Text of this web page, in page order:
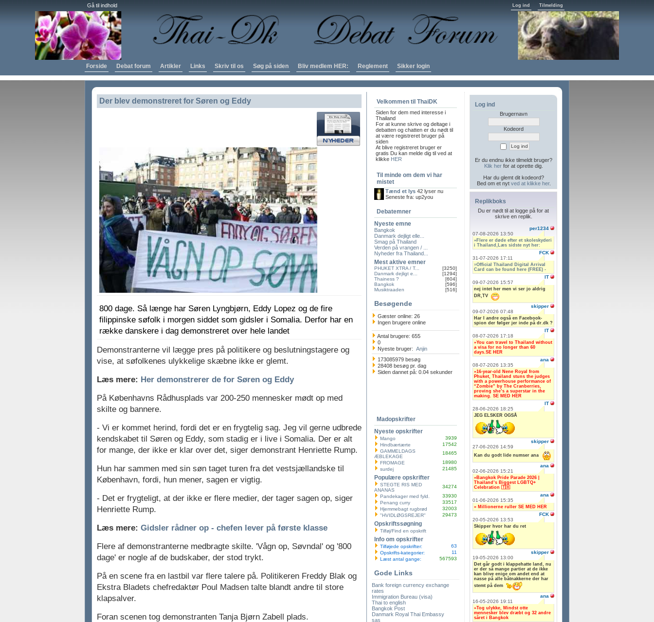
Gå til indhold Log ind Tilmelding
Forside Debat forum Artikler Links Skriv til os Søg på siden Bliv medlem HER: Reglement Sikker login
Der blev demonstreret for Søren og Eddy
800 dage. Så længe har Søren Lyngbjørn, Eddy Lopez og de fire
filippinske søfolk i morgen siddet som gidsler i Somalia. Derfor har en
række danskere i dag demonstreret over hele landet
Demonstranterne vil lægge pres på politikere og beslutningstagere og
vise, at søfolkenes ulykkelige skæbne ikke er glemt.
Læs mere: Her demonstrerer de for Søren og Eddy
På Københavns Rådhusplads var 200-250 mennesker mødt op med
skilte og bannere.
- Vi er kommet herind, fordi det er en frygtelig sag. Jeg vil gerne udbrede
kendskabet til Søren og Eddy, som stadig er i live i Somalia. Der er alt
for mange, der ikke er klar over det, siger demonstrant Henriette Rump.
Hun har sammen med sin søn taget turen fra det vestsjællandske til
København, fordi, hun mener, sagen er vigtig.
- Det er frygteligt, at der ikke er flere medier, der tager sagen op, siger
Henriette Rump.
Læs mere: Gidsler rådner op - chefen lever på første klasse
Flere af demonstranterne medbragte skilte. 'Vågn op, Søvndal' og '800
dage' er nogle af de budskaber, der stod trykt.
På en scene fra en lastbil var flere talere på. Politikeren Freddy Blak og
Ekstra Bladets chefredaktør Poul Madsen talte blandt andre til store
klapsalver.
Foran scenen tog demonstranten Tanja Bjørn Zabell plads.
Velkommen til ThaiDK
Siden for dem med interesse i
Thailand
For at kunne skrive og deltage i
debatten og chatten er du nødt til
at være registreret bruger på
siden
At blive registreret bruger er
gratis Du kan melde dig til ved at
klikke HER
Til minde om dem vi har
mistet
Tænd et lys 42 lyser nu
Seneste fra: up2you
Debatemner
Nyeste emne
Bangkok
Danmark dejligt elle...
Smag på Thailand
Verden på vrangen / ...
Nyheder fra Thailand...
Mest aktive emner
PHUKET XTRA / T...
[3250]
Danmark dejligt e...
[1294]
Thainess ?
[604]
Bangkok
[596]
Musiktraaden
[516]
Besøgende
Gæster online: 26
Ingen brugere online
Antal brugere: 655
0
Nyeste bruger: Anjin
173085979 besøg
28408 besøg pr. dag
Siden dannet på: 0.04 sekunder
Madopskrifter
Nyeste opskrifter
Mango
3939
Hindbærtærte
17542
GAMMELDAGS
ÆBLEKAGE
18465
FROMAGE
18980
surdej
21485
Populære opskrifter
STEGTE RIS MED
ANANAS
34274
Pandekager med fyld.
33930
Penang curry
33517
Hjemmebagt rugbrød
32003
"HVIDLØGSREJER"
29473
Opskriftssøgning
Tilføj/Find en opskrift
Info om opskrifter
Tilføjede opskrifter:
63
Opskrifts-kategorier:
11
Læst antal gange:
567593
Gode Links
Bank foreign currency exchange
rates
Immigration Bureau (visa)
Thai to english
Bangkok Post
Danmark Royal Thai Embassy
sas
Log ind
Brugernavn
Kodeord
Er du endnu ikke tilmeldt bruger?
Klik her for at oprette dig.
Har du glemt dit kodeord?
Bed om et nyt ved at klikke her.
Replikboks
Du er nødt til at logge på for at
skrive en replik.
per1234
07-08-2026 13:50
»Flere er døde efter et skoleskyderi
i Thailand,Læs sidste nyt her:
FCK
31-07-2026 17:11
»Official Thailand Digital Arrival
Card can be found here (FREE) -
IT
09-07-2026 15:57
nej intet her men vi ser jo aldrig
DR,TV
skipper
09-07-2026 07:48
Har I andre også en Facebook-
spion der følger jer inde på dr.dk ?
IT
08-07-2026 17:18
»You can travel to Thailand without
a visa for no longer than 60
days.SE HER
ana
08-07-2026 13:35
»16-year-old Nene Royal from
Phuket, Thailand stuns the judges
with a powerhouse performance of
“Zombie” by The Cranberries,
proving she’s a superstar in the
making. SE MED HER
IT
28-06-2026 18:25
JEG ELSKER OGSÅ
skipper
27-06-2026 14:59
Kan du godt lide numser ana
ana
02-06-2026 15:21
»Bangkok Pride Parade 2026 |
Thailand’s Biggest LGBTQ+
Celebration 🇹🇭
ana
01-06-2026 15:35
» Millionerne ruller SE MED HER
FCK
20-05-2026 13:53
Skipper hvor har du ret
skipper
19-05-2026 13:00
Det går godt i klappehatte land, nu
er der så mange partier at de ikke
kan blive enige om andet end at
nasse på alle båtnakkerne der har
stemt på dem
ana
16-05-2026 19:11
»Tog ulykke, Mindst otte
mennesker blev dræbt og 32 andre
såret i Bangkok